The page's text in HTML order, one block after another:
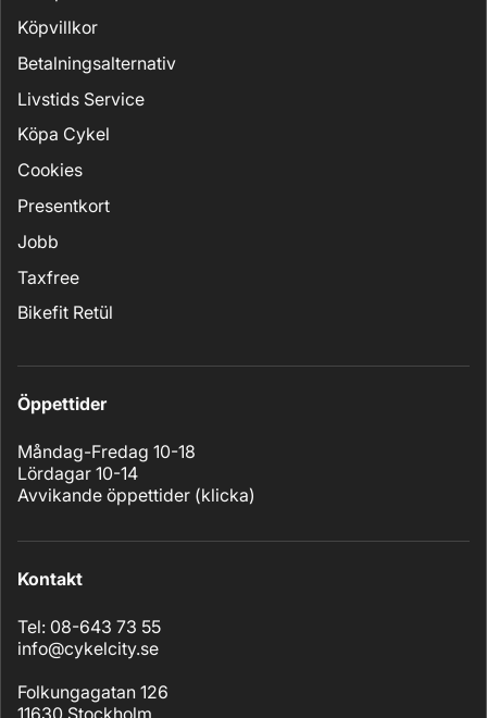
Köpvillkor
Betalningsalternativ
Livstids Service
Köpa Cykel
Cookies
Presentkort
Jobb
Taxfree
Bikefit Retül
Öppettider
Måndag-Fredag 10-18
Lördagar 10-14
Avvikande öppettider (klicka)
Kontakt
Tel: 08-643 73 55
info@cykelcity.se
Folkungagatan 126
11630 Stockholm